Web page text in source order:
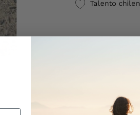
Talento